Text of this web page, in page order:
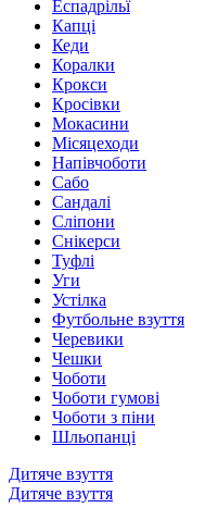
Еспадрільї
Капці
Кеди
Коралки
Крокси
Кросівки
Мокасини
Місяцеходи
Напівчоботи
Сабо
Сандалі
Сліпони
Снікерси
Туфлі
Уги
Устілка
Футбольне взуття
Черевики
Чешки
Чоботи
Чоботи гумові
Чоботи з піни
Шльопанці
Дитяче взуття
Дитяче взуття